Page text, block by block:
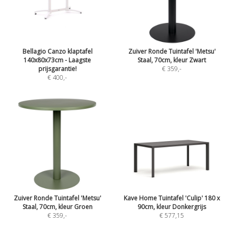
Bellagio Canzo klaptafel
140x80x73cm - Laagste
prijsgarantie!
€ 400,-
Zuiver Ronde Tuintafel 'Metsu'
Staal, 70cm, kleur Zwart
€ 359,-
Zuiver Ronde Tuintafel 'Metsu'
Staal, 70cm, kleur Groen
€ 359,-
Kave Home Tuintafel 'Culip' 180 x
90cm, kleur Donkergrijs
€ 577,15